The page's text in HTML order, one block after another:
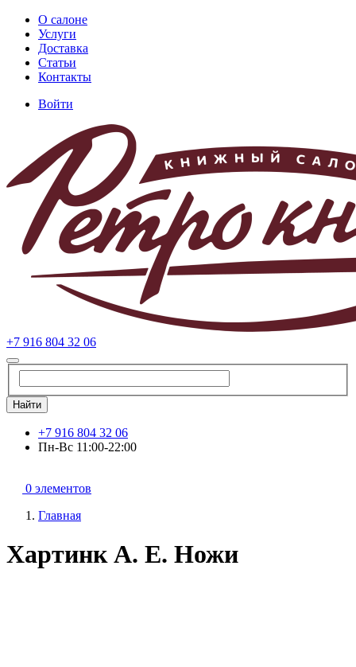
Перейти
основному
содержанию
Основная
навигация
О салоне
Услуги
Доставка
Статьи
Контакты
учётной
записи
пользователя
Войти
+7 916 804 32 06
Найти
+7 916 804 32 06
Пн-Вс 11:00-22:00
0 элементов
Главная
Хартинк А. Е. Ножи